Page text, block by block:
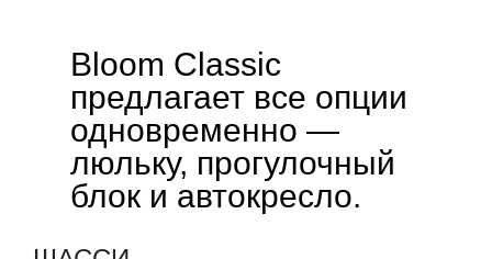
Bloom Classic
предлагает все опции
одновременно —
люльку, прогулочный
блок и автокресло.